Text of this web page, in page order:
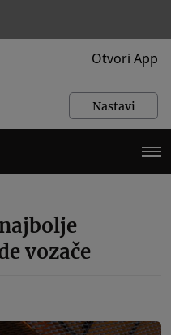
Otvori App
Nastavi
vozače